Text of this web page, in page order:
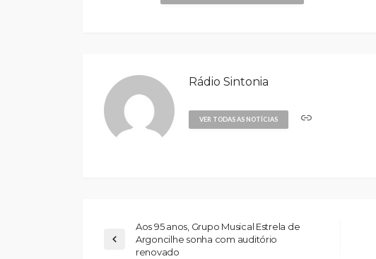
Rádio Sintonia
VER TODAS AS NOTÍCIAS
Aos 95 anos, Grupo Musical Estrela de
Argoncilhe sonha com auditório
renovado